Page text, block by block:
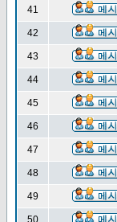
41
42
43
44
45
46
47
48
49
50